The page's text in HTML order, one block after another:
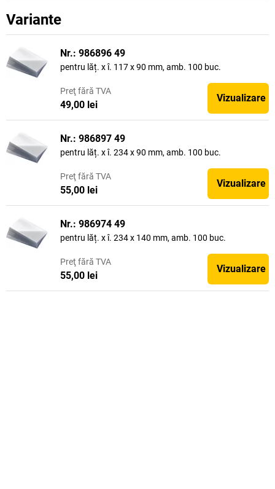
Variante
Nr.: 986896 49
pentru lăț. x î. 117 x 90 mm, amb. 100 buc.
Preţ fără TVA
49,00 lei
Vizualizare
Nr.: 986897 49
pentru lăț. x î. 234 x 90 mm, amb. 100 buc.
Preţ fără TVA
55,00 lei
Vizualizare
Nr.: 986974 49
pentru lăț. x î. 234 x 140 mm, amb. 100 buc.
Preţ fără TVA
55,00 lei
Vizualizare